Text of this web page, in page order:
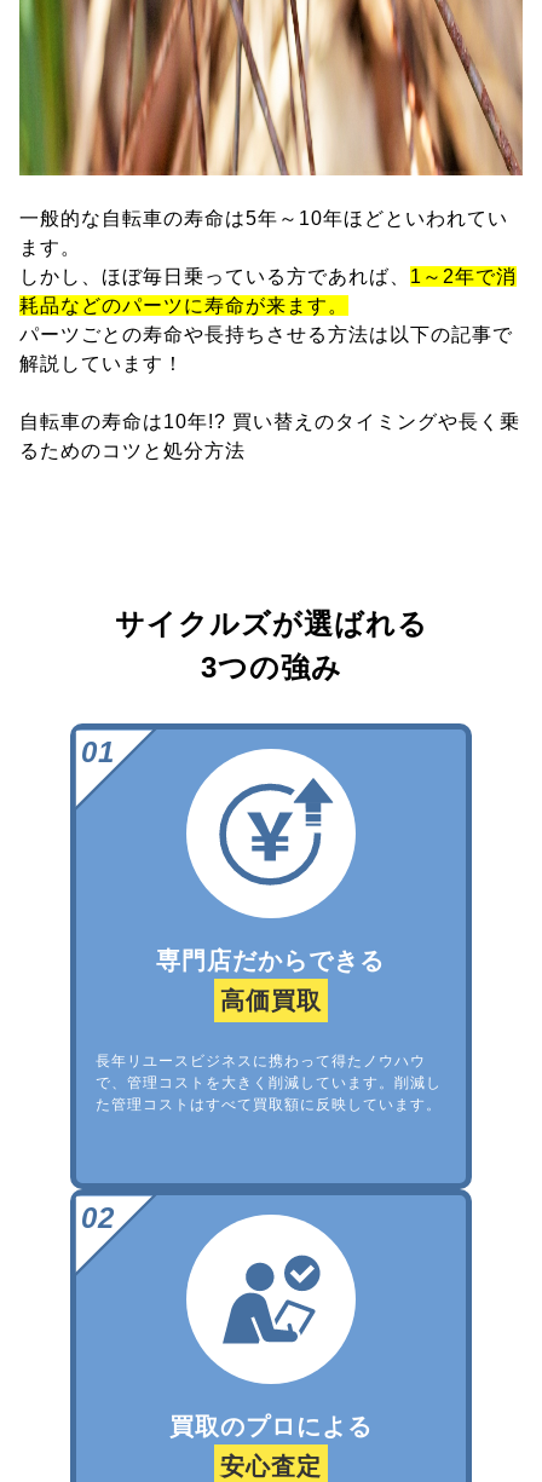
一般的な自転車の寿命は5年～10年ほどといわれてい
ます。
しかし、ほぼ毎日乗っている方であれば、 1～2年で消
耗品などのパーツに寿命が来ます。
パーツごとの寿命や長持ちさせる方法は以下の記事で
解説しています！
自転車の寿命は10年!? 買い替えのタイミングや長く乗
るためのコツと処分方法
サイクルズが選ばれる
3つの強み
専門店だからできる
高価買取
長年リユースビジネスに携わって得たノウハウ
で、管理コストを大きく削減しています。削減し
た管理コストはすべて買取額に反映しています。
買取のプロによる
安心査定